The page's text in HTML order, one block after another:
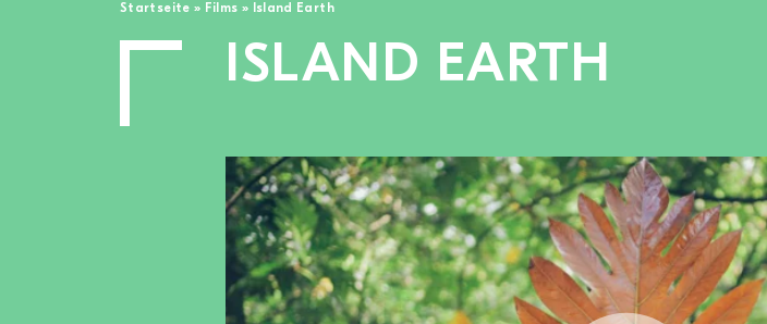
Startseite » Films » Island Earth
ISLAND EARTH
À LA